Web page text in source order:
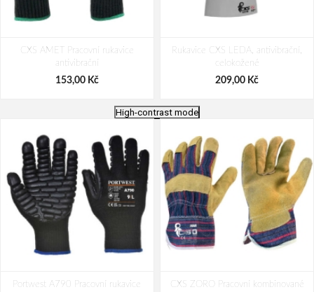
CXS AMET Pracovní rukavice
antivibrační
153,00 Kč
Rukavice CXS LEDA, antivibrační,
celokožené
209,00 Kč
Antivibrační rukavice
High-contrast mode
Portwest A790 Pracovní rukavice
CXS ZORO Pracovní kombinované